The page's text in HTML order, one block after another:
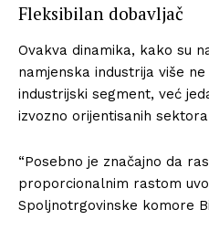
Fleksibilan dobavljač
Ovakva dinamika, kako su
namjenska industrija više
industrijski segment, već
izvozno orijentisanih sektora
“Posebno je značajno da
proporcionalnim rastom
Spoljnotrgovinske komore